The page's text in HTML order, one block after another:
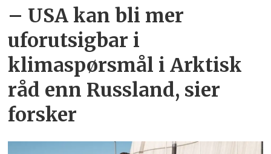
– USA kan bli mer
uforutsigbar i
klimaspørsmål i Arktisk
råd enn Russland, sier
forsker